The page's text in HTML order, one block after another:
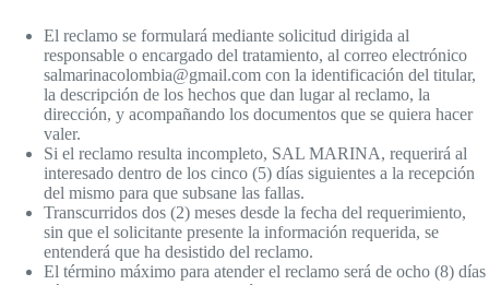
El reclamo se formulará mediante solicitud dirigida al
responsable o encargado del tratamiento, al correo electrónico
salmarinacolombia@gmail.com con la identificación del titular,
la descripción de los hechos que dan lugar al reclamo, la
dirección, y acompañando los documentos que se quiera hacer
valer.
Si el reclamo resulta incompleto, SAL MARINA, requerirá al
interesado dentro de los cinco (5) días siguientes a la recepción
del mismo para que subsane las fallas.
Transcurridos dos (2) meses desde la fecha del requerimiento,
sin que el solicitante presente la información requerida, se
entenderá que ha desistido del reclamo.
El término máximo para atender el reclamo será de ocho (8) días